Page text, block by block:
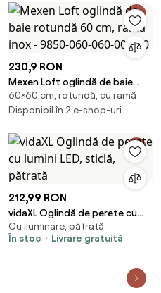
050-070-611-00
230,9 RON
Mexen Loft oglindă de baie
rotundă 60 cm, ramă inox -
9850-060-060-000-10
60×60 cm, rotundă, cu ramă
Disponibil în 2 e-shop-uri
212,99 RON
vidaXL Oglindă de perete cu
lumini LED, sticlă, pătrată
Cu iluminare, pătrată
În stoc
Livrare gratuită